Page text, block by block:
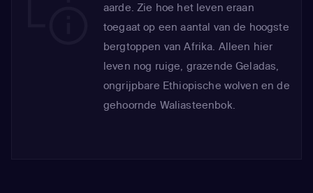
aarde. Zie hoe het leven eraan
toegaat op een aantal van de hoogste
bergtoppen van Afrika. Alleen hier
leven nog ruige, grazende Geladas,
ongrijpbare Ethiopische wolven en de
gehoornde Waliasteenbok.